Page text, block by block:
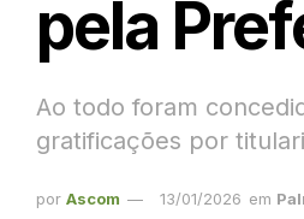
pela
Ao todo foram
gratificações por
por Ascom 13/01/2026 em